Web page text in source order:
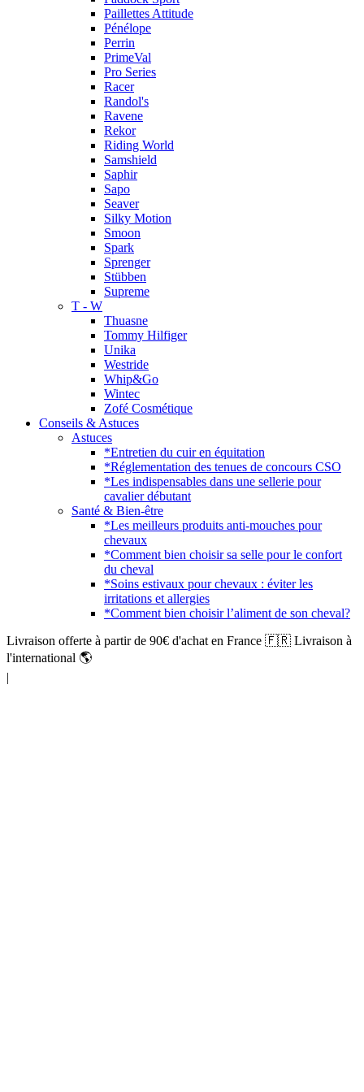
Paillettes Attitude
Pénélope
Perrin
PrimeVal
Pro Series
Racer
Randol's
Ravene
Rekor
Riding World
Samshield
Saphir
Sapo
Seaver
Silky Motion
Smoon
Spark
Sprenger
Stübben
Supreme
T - W
Thuasne
Tommy Hilfiger
Unika
Westride
Whip&Go
Wintec
Zofé Cosmétique
Conseils & Astuces
Astuces
*Entretien du cuir en équitation
*Réglementation des tenues de concours CSO
*Les indispensables dans une sellerie pour
cavalier débutant
Santé & Bien-être
*Les meilleurs produits anti-mouches pour
chevaux
*Comment bien choisir sa selle pour le confort
du cheval
*Soins estivaux pour chevaux : éviter les
irritations et allergies
*Comment bien choisir l’aliment de son cheval?
Livraison offerte à partir de 90€ d'achat en France 🇫🇷 Livraison à
l'international 🌎
|